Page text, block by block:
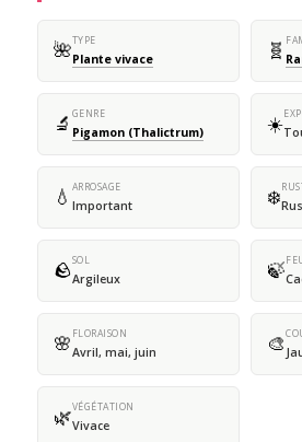
🌺TYPE
Plante vivace 🧬
🔬 GENRE
Pigamon (Thalictrum) ☀️
💧 ARROSAGE
Important ❄️
🪨SOL
Argileux 🍃
🌸 FLORAISON
Avril, mai, juin 🎨
🌿VÉGÉTATION
Vivace